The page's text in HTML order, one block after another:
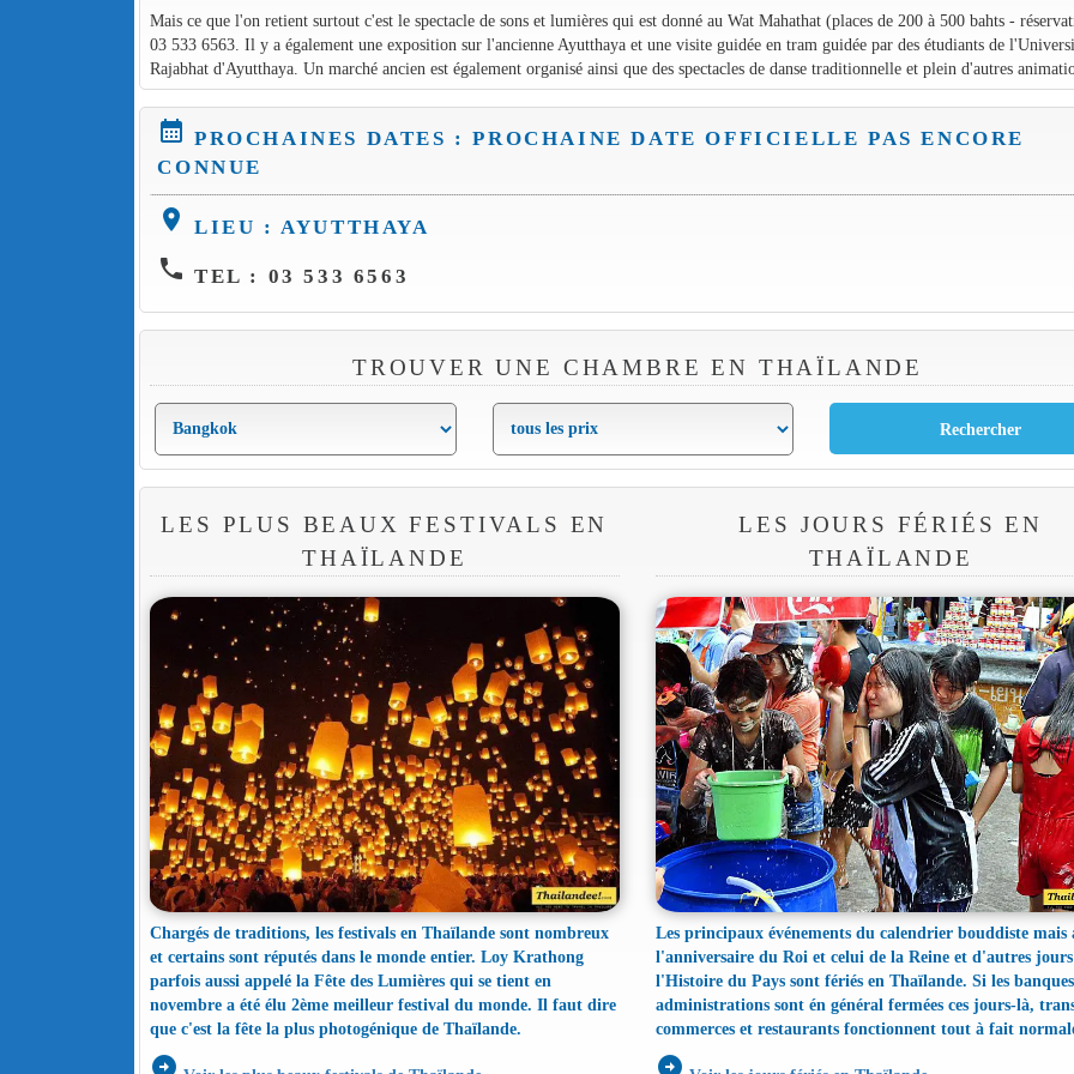
Mais ce que l'on retient surtout c'est le spectacle de sons et lumières qui est donné au Wat Mahathat (places de 200 à 500 bahts -
03 533 6563. Il y a également une exposition sur l'ancienne Ayutthaya et une visite guidée en tram guidée par des étudiants de
Rajabhat d'Ayutthaya. Un marché ancien est également organisé ainsi que des spectacles de danse traditionnelle et plein d'autres
calendar_month PROCHAINES DATES : PROCHAINE DATE OFFICIELLE PAS ENCORE
CONNUE
location_on LIEU : AYUTTHAYA
phone TEL : 03 533 6563
TROUVER UNE CHAMBRE EN THAÏLANDE
LES PLUS BEAUX FESTIVALS EN
THAÏLANDE
Chargés de traditions, les festivals en Thaïlande sont nombreux
et certains sont réputés dans le monde entier. Loy Krathong
parfois aussi appelé la Fête des Lumières qui se tient en
novembre a été élu 2ème meilleur festival du monde. Il faut dire
que c'est la fête la plus photogénique de Thaïlande.
arrow_circle_right
LES JOURS FÉRIÉS EN
THAÏLANDE
Les principaux événements du calendrier bouddiste mais
l'anniversaire du Roi et celui de la Reine et d'autres
l'Histoire du Pays sont fériés en Thaïlande. Si les
administrations sont én général fermées ces jours-là,
commerces et restaurants fonctionnent tout à fait
arrow_circle_right